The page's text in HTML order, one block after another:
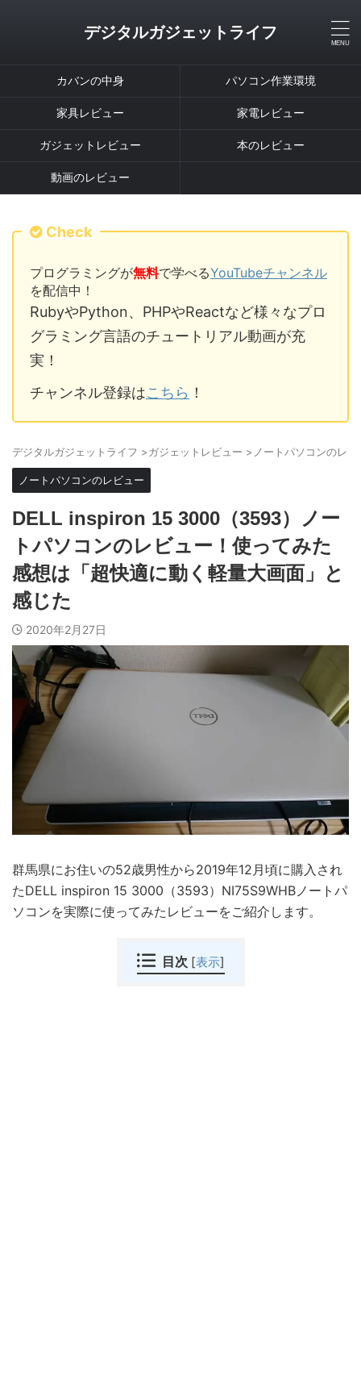
デジタルガジェットライフ
カバンの中身 パソコン作業環境
家具レビュー 家電レビュー
ガジェットレビュー 本のレビュー
動画のレビュー
Check
プログラミングが無料で学べるYouTubeチャンネル
を配信中！
RubyやPython、PHPやReactなど様々なプロ
グラミング言語のチュートリアル動画が充
実！
チャンネル登録はこちら ！
デジタルガジェットライフ >ガジェットレビュー > ノートパソコンのレビ
ノートパソコンのレビュー
DELL inspiron 15 3000（3593）ノー
トパソコンのレビュー！使ってみた
感想は「超快適に動く軽量大画面」と
感じた
2020年2月27日
群馬県にお住いの52歳男性から2019年12月頃に購入され
たDELL inspiron 15 3000（3593）NI75S9WHBノートパ
ソコンを実際に使ってみたレビューをご紹介します。
目次 [表示]